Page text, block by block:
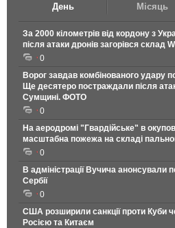
День Місяць
За 2000 кілометрів від кордону з
після атаки дронів загорівся
0
Ворог завдав комбінованого удару
Ще десятеро постраждали після
Сумщині. ФОТО
0
На аеродромі "Гвардійське" в
масштабна пожежа на складі
0
В адміністрації Вучича анонсували
Сербії
0
США розширили санкції проти Куби
Росією та Китаєм